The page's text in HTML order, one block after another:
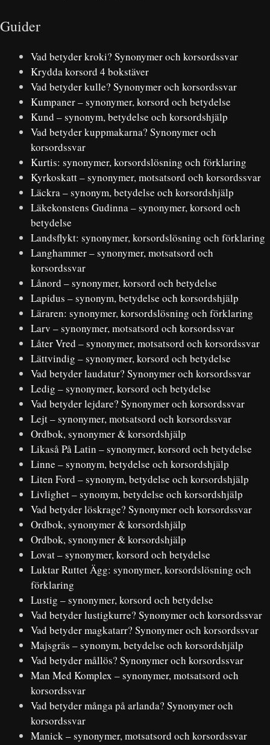
Guider
Vad betyder kroki? Synonymer och korsordssvar
Krydda korsord 4 bokstäver
Vad betyder kulle? Synonymer och korsordssvar
Kumpaner – synonymer, korsord och betydelse
Kund – synonym, betydelse och korsordshjälp
Vad betyder kuppmakarna? Synonymer och
korsordssvar
Kurtis: synonymer, korsordslösning och förklaring
Kyrkoskatt – synonymer, motsatsord och korsordssvar
Läckra – synonym, betydelse och korsordshjälp
Läkekonstens Gudinna – synonymer, korsord och
betydelse
Landsflykt: synonymer, korsordslösning och förklaring
Langhammer – synonymer, motsatsord och
korsordssvar
Lånord – synonymer, korsord och betydelse
Lapidus – synonym, betydelse och korsordshjälp
Läraren: synonymer, korsordslösning och förklaring
Larv – synonymer, motsatsord och korsordssvar
Låter Vred – synonymer, motsatsord och korsordssvar
Lättvindig – synonymer, korsord och betydelse
Vad betyder laudatur? Synonymer och korsordssvar
Ledig – synonymer, korsord och betydelse
Vad betyder lejdare? Synonymer och korsordssvar
Lejt – synonymer, motsatsord och korsordssvar
Ordbok, synonymer & korsordshjälp
Likaså På Latin – synonymer, korsord och betydelse
Linne – synonym, betydelse och korsordshjälp
Liten Ford – synonym, betydelse och korsordshjälp
Livlighet – synonym, betydelse och korsordshjälp
Vad betyder löskrage? Synonymer och korsordssvar
Ordbok, synonymer & korsordshjälp
Ordbok, synonymer & korsordshjälp
Lovat – synonymer, korsord och betydelse
Luktar Ruttet Ägg: synonymer, korsordslösning och
förklaring
Lustig – synonymer, korsord och betydelse
Vad betyder lustigkurre? Synonymer och korsordssvar
Vad betyder magkatarr? Synonymer och korsordssvar
Majsgräs – synonym, betydelse och korsordshjälp
Vad betyder mållös? Synonymer och korsordssvar
Man Med Komplex – synonymer, motsatsord och
korsordssvar
Vad betyder många på arlanda? Synonymer och
korsordssvar
Manick – synonymer, motsatsord och korsordssvar